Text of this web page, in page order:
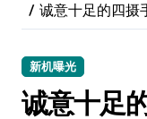
诚意十足的四摄
新机曝光
诚意十足